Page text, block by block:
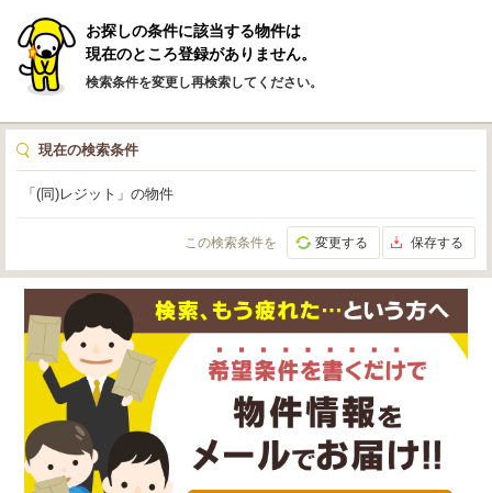
お探しの条件に該当する物件は
現在のところ登録がありません。
検索条件を変更し再検索してください。
現在の検索条件
「(同)レジット」の物件
この検索条件を 変更する 保存する